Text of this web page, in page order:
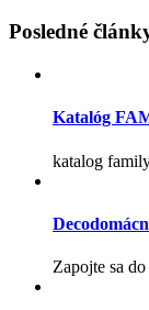
Posledné
Katalóg
katalog
Zapojte sa